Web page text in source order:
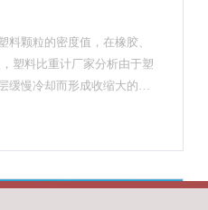
料颗粒的密度值，在橡胶、
塑料比重计厂家分析由于塑
缓慢冷却而形成收缩大的高